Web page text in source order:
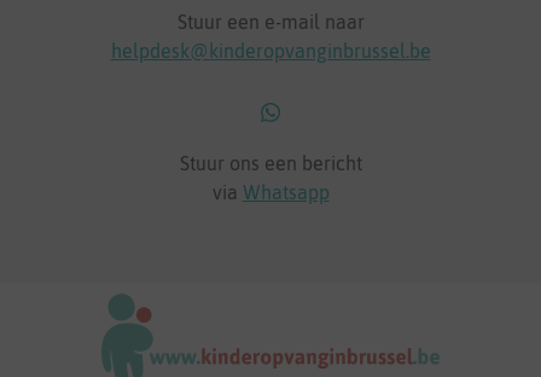
Stuur een e-mail naar
helpdesk@kinderopvanginbrussel.be
Stuur ons een bericht
via Whatsapp